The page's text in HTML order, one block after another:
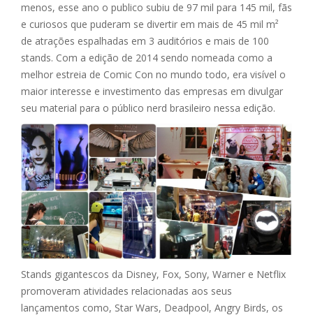
menos, esse ano o publico subiu de 97 mil para 145 mil, fãs
e curiosos que puderam se divertir em mais de 45 mil m²
de atrações espalhadas em 3 auditórios e mais de 100
stands. Com a edição de 2014 sendo nomeada como a
melhor estreia de Comic Con no mundo todo, era visível o
maior interesse e investimento das empresas em divulgar
seu material para o público nerd brasileiro nessa edição.
Stands gigantescos da Disney, Fox, Sony, Warner e Netflix
promoveram atividades relacionadas aos seus
lançamentos como, Star Wars, Deadpool, Angry Birds, os